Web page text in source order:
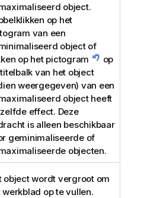
object.
op het
van een
object of
op het pictogram
op
van het object
weergegeven) van een
object heeft
effect. Deze
is alleen beschikbaar
geminimaliseerde of
objecten.
object wordt vergroot om
werkblad op te vullen.